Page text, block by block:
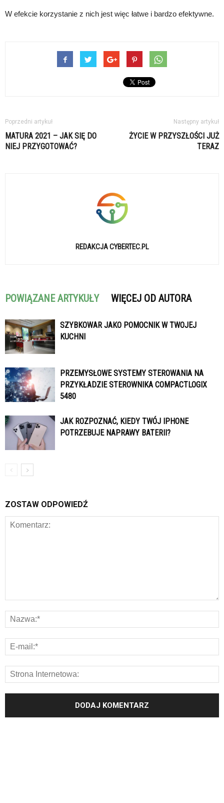
W efekcie korzystanie z nich jest więc łatwe i bardzo efektywne.
Poprzedni artykuł
MATURA 2021 – JAK SIĘ DO
NIEJ PRZYGOTOWAĆ?
Następny artykuł
ŻYCIE W PRZYSZŁOŚCI JUŻ
TERAZ
REDAKCJA CYBERTEC.PL
POWIĄZANE ARTYKUŁY WIĘCEJ OD AUTORA
SZYBKOWAR JAKO POMOCNIK W TWOJEJ
KUCHNI
PRZEMYSŁOWE SYSTEMY STEROWANIA NA
PRZYKŁADZIE STEROWNIKA COMPACTLOGIX
5480
JAK ROZPOZNAĆ, KIEDY TWÓJ IPHONE
POTRZEBUJE NAPRAWY BATERII?
ZOSTAW ODPOWIEDŹ